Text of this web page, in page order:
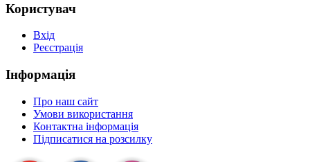
Давно
додані
За
назвою А-
Я
назвою Я-
Користувач
Вхід
Реєстрація
Інформація
Про наш сайт
Умови використання
Контактна інформація
Підписатися на розсилку